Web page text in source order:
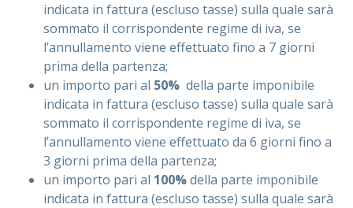
indicata in fattura (escluso tasse) sulla quale sarà
sommato il corrispondente regime di iva, se
l’annullamento viene effettuato fino a 7 giorni
prima della partenza;
un importo pari al 50% della parte imponibile
indicata in fattura (escluso tasse) sulla quale sarà
sommato il corrispondente regime di iva, se
l’annullamento viene effettuato da 6 giorni fino a
3 giorni prima della partenza;
un importo pari al 100%della parte imponibile
indicata in fattura (escluso tasse) sulla quale sarà